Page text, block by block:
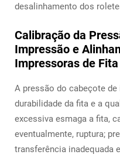
desalinhamento dos
Calibração da
Impressão e
Impressoras de Fita
A pressão do cabeçote
durabilidade da fita e a
excessiva esmaga a fita,
eventualmente, ruptura;
transferência inadequada